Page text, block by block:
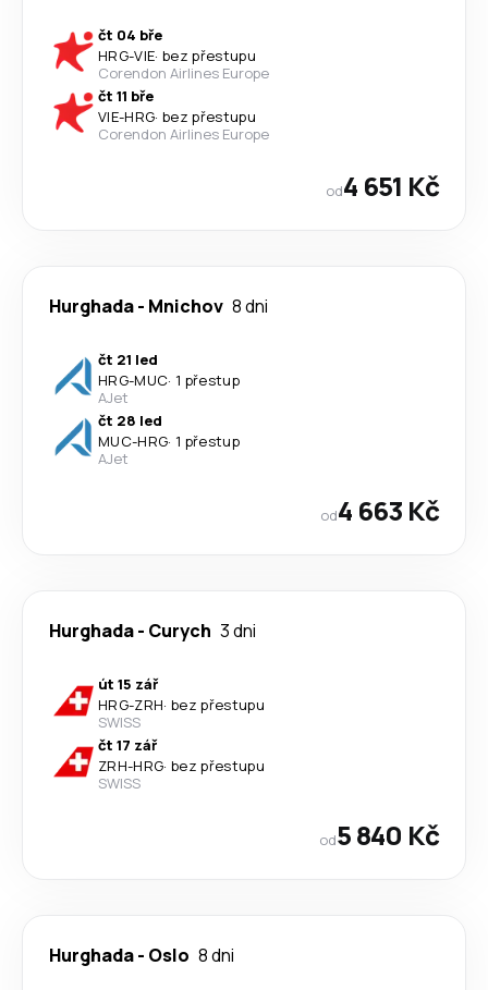
čt 04 bře
HRG-VIE· bez přestupu
Corendon Airlines Europe
čt 11 bře
VIE-HRG· bez přestupu
Corendon Airlines Europe
od4 651 Kč
Hurghada- Mnichov 8 dni
čt 21 led
HRG-MUC· 1 přestup
AJet
čt 28 led
MUC-HRG· 1 přestup
AJet
od4 663 Kč
Hurghada- Curych 3 dni
út 15 zář
HRG-ZRH· bez přestupu
SWISS
čt 17 zář
ZRH-HRG· bez přestupu
SWISS
od5 840 Kč
Hurghada- Oslo 8 dni